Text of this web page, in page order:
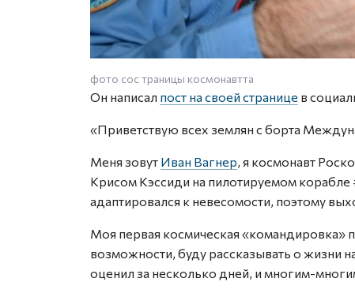
фото сос траницы космонавтта
Он написал пост на своей странице в
«Приветствую всех землян с борта
Меня зовут Иван Вагнер, я космонавт
Крисом Кэссиди на пилотируемом
адаптировался к невесомости, поэтому
Моя первая космическая «командировка»
возможности, буду рассказывать о жизни
оценил за несколько дней, и многим-